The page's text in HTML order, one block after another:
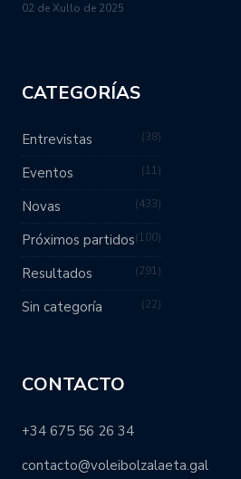
02 de Xullo de 2025
CATEGORÍAS
Entrevistas 38
Eventos 11
Novas 433
Próximos partidos 100
Resultados 291
Sin categoría 22
CONTACTO
+34 675 56 26 34
contacto@voleibolzalaeta.gal